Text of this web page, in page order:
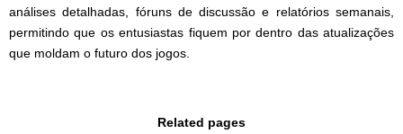
análises detalhadas, fóruns de discussão e relatórios semanais,
permitindo que os entusiastas fiquem por dentro das atualizações
que moldam o futuro dos jogos.
Related pages